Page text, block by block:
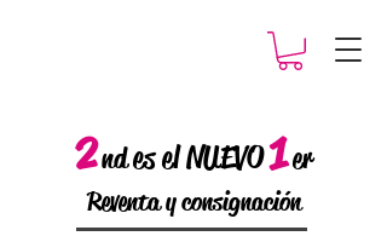
2ndes el NUEVO1er
Reventa y consignación